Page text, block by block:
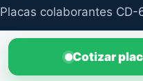
Placas colaborantes CD-
Cotizar